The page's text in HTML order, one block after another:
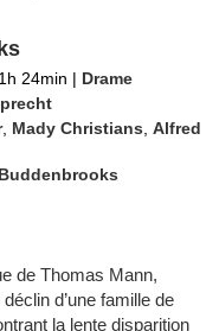
1h 24min | Drame
, Mady Christians ,Alfred
de Thomas Mann,
d’une famille de
la lente disparition